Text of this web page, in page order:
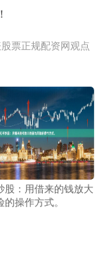
票正规配资网观点
股：用借来的钱放大
操作方式。